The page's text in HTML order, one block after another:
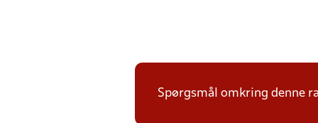
Spørgsmål omkring denne